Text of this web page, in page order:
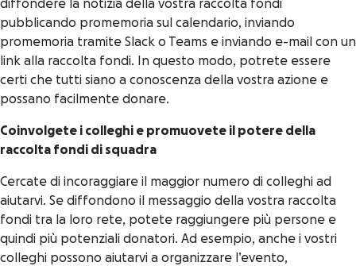
diffondere la notizia della vostra raccolta fondi
pubblicando promemoria sul calendario, inviando
promemoria tramite Slack o Teams e inviando e-mail con un
link alla raccolta fondi. In questo modo, potrete essere
certi che tutti siano a conoscenza della vostra azione e
possano facilmente donare.
Coinvolgete i colleghi e promuovete il potere della
raccolta fondi di squadra
Cercate di incoraggiare il maggior numero di colleghi ad
aiutarvi. Se diffondono il messaggio della vostra raccolta
fondi tra la loro rete, potete raggiungere più persone e
quindi più potenziali donatori. Ad esempio, anche i vostri
colleghi possono aiutarvi a organizzare l’evento,